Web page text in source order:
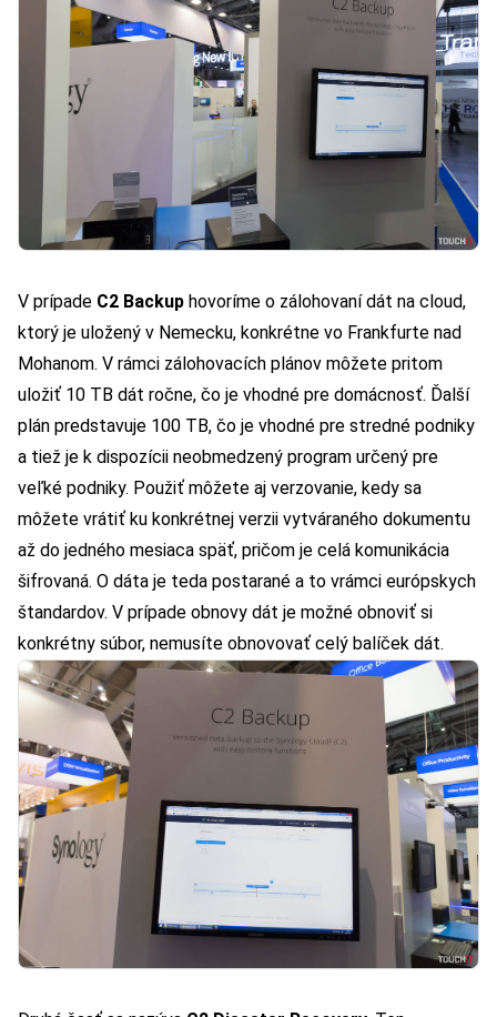
V prípade C2 Backup hovoríme o zálohovaní dát na cloud,
ktorý je uložený v Nemecku, konkrétne vo Frankfurte nad
Mohanom. V rámci zálohovacích plánov môžete pritom
uložiť 10 TB dát ročne, čo je vhodné pre domácnosť. Ďalší
plán predstavuje 100 TB, čo je vhodné pre stredné podniky
a tiež je k dispozícii neobmedzený program určený pre
veľké podniky. Použiť môžete aj verzovanie, kedy sa
môžete vrátiť ku konkrétnej verzii vytváraného dokumentu
až do jedného mesiaca späť, pričom je celá komunikácia
šifrovaná. O dáta je teda postarané a to vrámci európskych
štandardov. V prípade obnovy dát je možné obnoviť si
konkrétny súbor, nemusíte obnovovať celý balíček dát.